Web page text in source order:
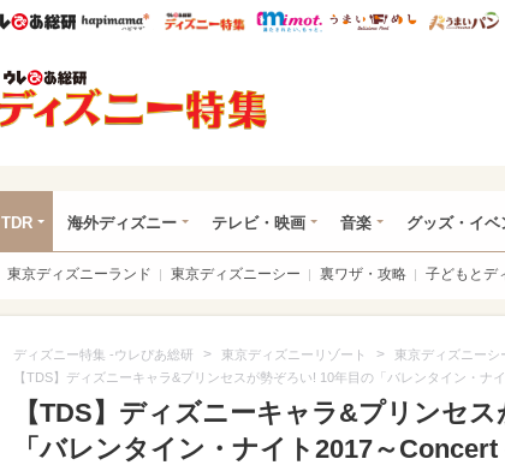
ウレぴあ総研ハピママ* ウレぴあ総研 ディズニー特集
mimot. うまいめし
TDR 海外ディズニー テレビ・映画 音楽 グッズ・イベ
東京ディズニーランド 東京ディズニーシー 裏ワザ・攻略 子どもとデ
ディズニー特集 -ウレぴあ総研 > 東京ディズニーリゾート > 東京ディズニーシ
【TDS】ディズニーキャラ&プリンセスが勢ぞろい! 10年目の「バレンタイン・ナ
【TDS】ディズニーキャラ&プリンセ
「バレンタイン・ナイト2017～